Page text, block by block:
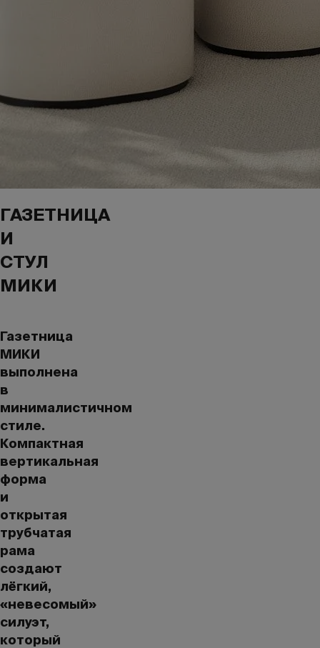
ГАЗЕТНИЦА
И
СТУЛ
МИКИ
Газетница
МИКИ
выполнена
в
минималистичном
стиле.
Компактная
вертикальная
форма
и
открытая
трубчатая
рама
создают
лёгкий,
«невесомый»
силуэт,
который